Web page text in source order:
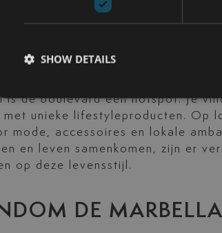
ook bij vaste bewoners die
VAN
is de boulevard een hotspot. Je
met unieke lifestyleproducten. Op
mode, accessoires en lokale
en leven samenkomen, zijn er
op deze levensstijl.
DE
SHOW DETAILS